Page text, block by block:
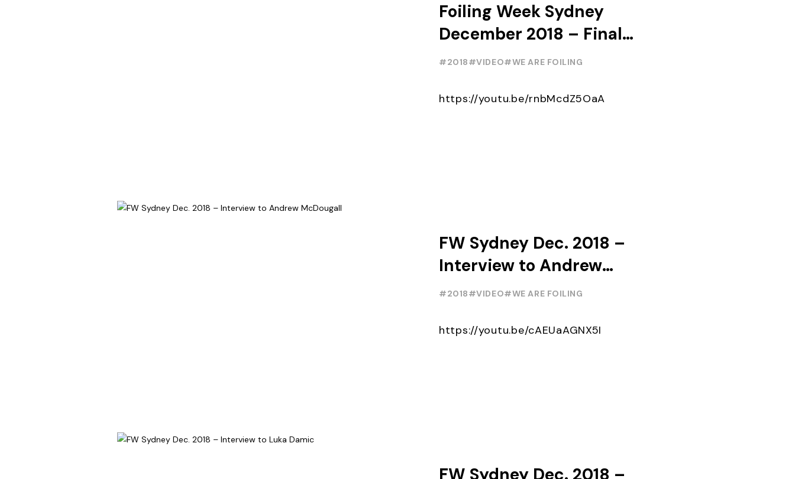
Foiling Week Sydney
December 2018 – Final
highlights
#2018#VIDEO#WE ARE FOILING
https://youtu.be/rnbMcdZ5OaA
FW Sydney Dec. 2018 –
Interview to Andrew
McDougall
#2018#VIDEO#WE ARE FOILING
https://youtu.be/cAEUaAGNX5I